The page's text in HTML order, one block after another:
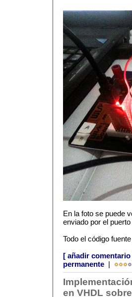
En la foto se puede
enviado por el
Todo el código
[ añadir comentario
permanente |
en VHDL